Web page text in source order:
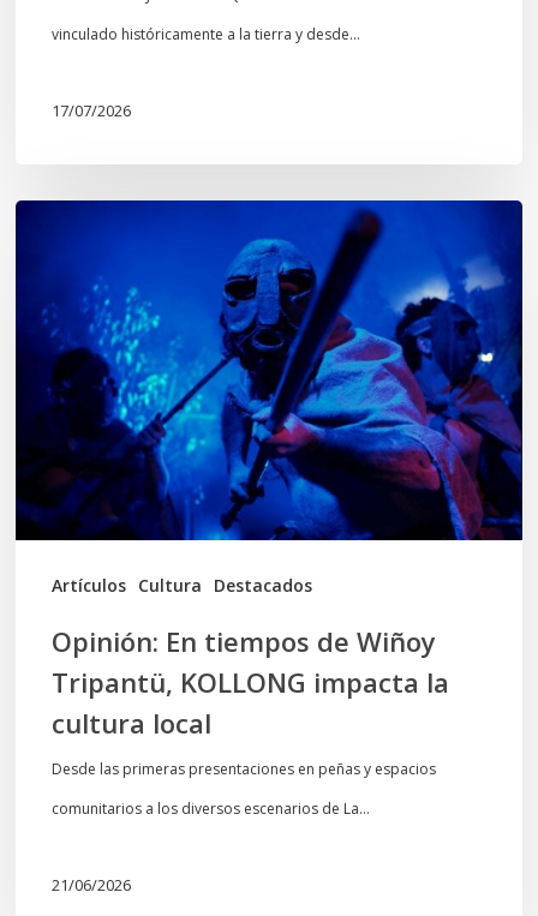
Mapuche»
vinculado históricamente a la tierra y desde…
17/07/2026
Artículos Cultura Destacados
tiempos
Wiñoy
Tripantü,
KOLLONG
impacta
la
cultura
Opinión: En tiempos de Wiñoy
Tripantü, KOLLONG impacta la
cultura local
Desde las primeras presentaciones en peñas y espacios
comunitarios a los diversos escenarios de La…
21/06/2026